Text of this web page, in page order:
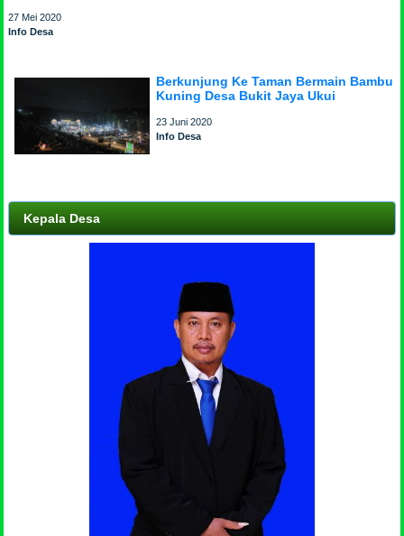
27 Mei 2020
Info Desa
Berkunjung Ke Taman Bermain Bambu
Kuning Desa Bukit Jaya Ukui
23 Juni 2020
Info Desa
Kepala Desa